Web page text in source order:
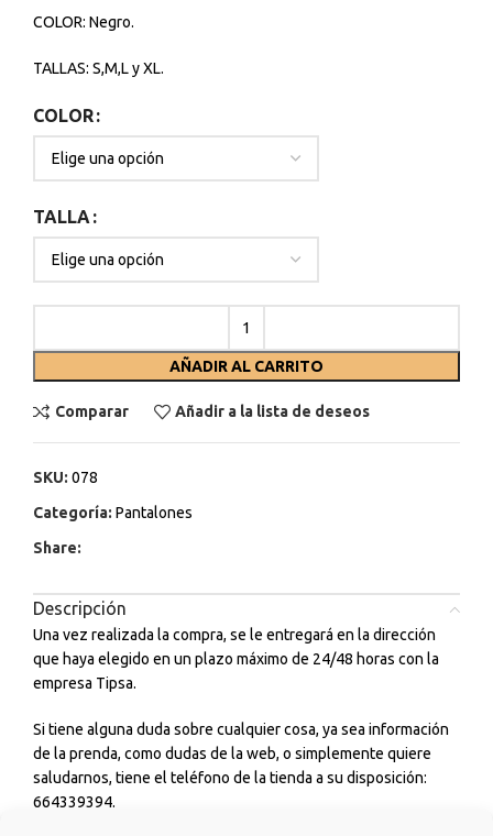
COLOR: Negro.
TALLAS: S,M,L y XL.
COLOR
TALLA
AÑADIR AL CARRITO
Comparar Añadir a la lista de deseos
SKU: 078
Categoría: Pantalones
Share:
Descripción
Una vez realizada la compra, se le entregará en la dirección
que haya elegido en un plazo máximo de 24/48 horas con la
empresa Tipsa.
Si tiene alguna duda sobre cualquier cosa, ya sea información
de la prenda, como dudas de la web, o simplemente quiere
saludarnos, tiene el teléfono de la tienda a su disposición:
664339394.